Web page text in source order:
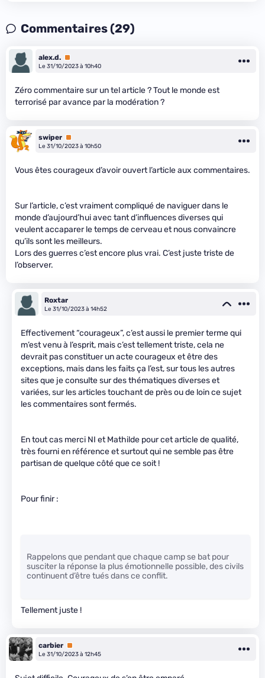
Commentaires (29)
alex.d. Premium
Le 31/10/2023 à 10h40
Zéro commentaire sur un tel article ? Tout le monde est
terrorisé par avance par la modération ?
swiper Premium
Le 31/10/2023 à 10h50
Vous êtes courageux d’avoir ouvert l’article aux commentaires.
Sur l’article, c’est vraiment compliqué de naviguer dans le
monde d’aujourd’hui avec tant d’influences diverses qui
veulent accaparer le temps de cerveau et nous convaincre
qu’ils sont les meilleurs.
Lors des guerres c’est encore plus vrai. C’est juste triste de
l’observer.
Roxtar
Le 31/10/2023 à 14h52
Effectivement “courageux”, c’est aussi le premier terme qui
m’est venu à l’esprit, mais c’est tellement triste, cela ne
devrait pas constituer un acte courageux et être des
exceptions, mais dans les faits ça l’est, sur tous les autres
sites que je consulte sur des thématiques diverses et
variées, sur les articles touchant de près ou de loin ce sujet
les commentaires sont fermés.
En tout cas merci NI et Mathilde pour cet article de qualité,
très fourni en référence et surtout qui ne semble pas être
partisan de quelque côté que ce soit !
Pour finir :
Rappelons que pendant que chaque camp se bat pour
susciter la réponse la plus émotionnelle possible, des civils
continuent d’être tués dans ce conflit.
Tellement juste !
carbier Premium
Le 31/10/2023 à 12h45